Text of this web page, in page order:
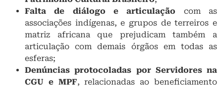
Falta de diálogo e articulação com as
associações indígenas, e grupos de terreiros e
matriz africana que prejudicam também a
articulação com demais órgãos em todas as
esferas;
Denúncias protocoladas por Servidores na
CGU e MPF, relacionadas ao beneficiamento